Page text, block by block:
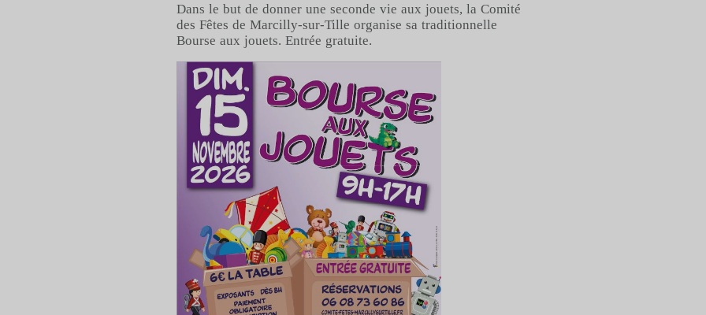
Dans le but de donner une seconde vie aux jouets, la Comité
des Fêtes de Marcilly-sur-Tille organise sa traditionnelle
Bourse aux jouets. Entrée gratuite.